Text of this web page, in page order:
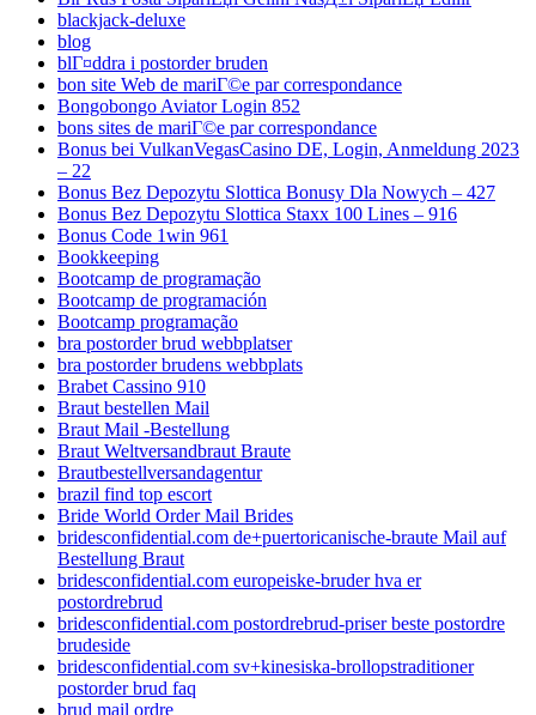
blackjack-deluxe
blog
blГ¤ddra i postorder bruden
bon site Web de mariГ©e par correspondance
Bongobongo Aviator Login 852
bons sites de mariГ©e par correspondance
Bonus bei VulkanVegasCasino DE, Login, Anmeldung 2023
– 22
Bonus Bez Depozytu Slottica Bonusy Dla Nowych – 427
Bonus Bez Depozytu Slottica Staxx 100 Lines – 916
Bonus Code 1win 961
Bookkeeping
Bootcamp de programação
Bootcamp de programación
Bootcamp programação
bra postorder brud webbplatser
bra postorder brudens webbplats
Brabet Cassino 910
Braut bestellen Mail
Braut Mail -Bestellung
Braut Weltversandbraut Braute
Brautbestellversandagentur
brazil find top escort
Bride World Order Mail Brides
bridesconfidential.com de+puertoricanische-braute Mail auf
Bestellung Braut
bridesconfidential.com europeiske-bruder hva er
postordrebrud
bridesconfidential.com postordrebrud-priser beste postordre
brudeside
bridesconfidential.com sv+kinesiska-brollopstraditioner
postorder brud faq
brud mail ordre